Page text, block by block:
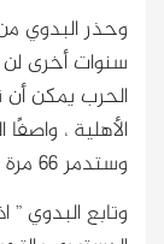
وحذر البدوي
سنوات أخرى لن
الأهلية ،
وستدمر 66 مرة من الناتج المحلي.
وتابع البدوي